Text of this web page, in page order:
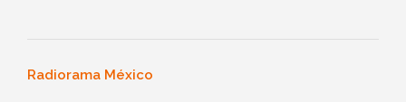
Radiorama México